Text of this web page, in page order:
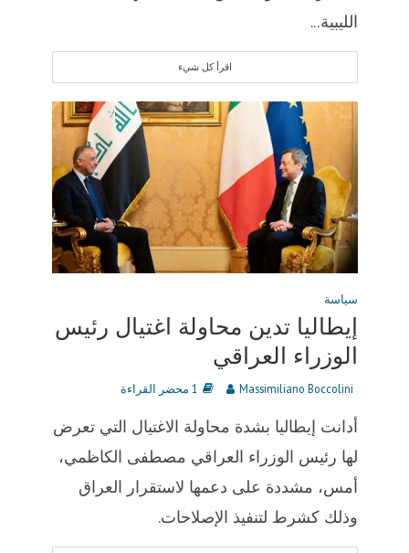
الليبية...
اقرأ كل شيء
سياسة
إيطاليا تدين محاولة اغتيال رئيس
الوزراء العراقي
Massimiliano Boccolini 1 محضر القراءة
أدانت إيطاليا بشدة محاولة الاغتيال التي تعرض
لها رئيس الوزراء العراقي مصطفى الكاظمي،
أمس، مشددة على دعمها لاستقرار العراق
وذلك كشرط لتنفيذ الإصلاحات.